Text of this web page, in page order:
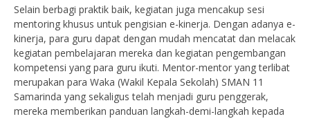
Selain berbagi praktik baik, kegiatan juga mencakup sesi
mentoring khusus untuk pengisian e-kinerja. Dengan adanya e-
kinerja, para guru dapat dengan mudah mencatat dan melacak
kegiatan pembelajaran mereka dan kegiatan pengembangan
kompetensi yang para guru ikuti. Mentor-mentor yang terlibat
merupakan para Waka (Wakil Kepala Sekolah) SMAN 11
Samarinda yang sekaligus telah menjadi guru penggerak,
mereka memberikan panduan langkah-demi-langkah kepada